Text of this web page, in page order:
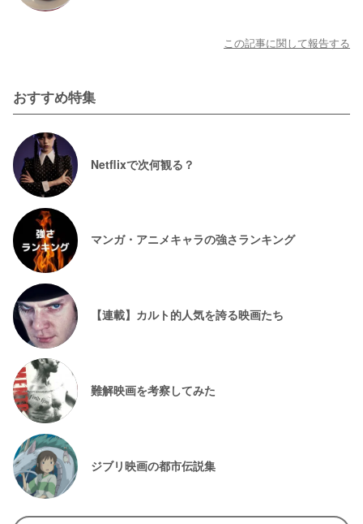
この記事に関して報告する
おすすめ特集
Netflixで次何観る？
マンガ・アニメキャラの強さランキング
【連載】カルト的人気を誇る映画たち
難解映画を考察してみた
ジブリ映画の都市伝説集